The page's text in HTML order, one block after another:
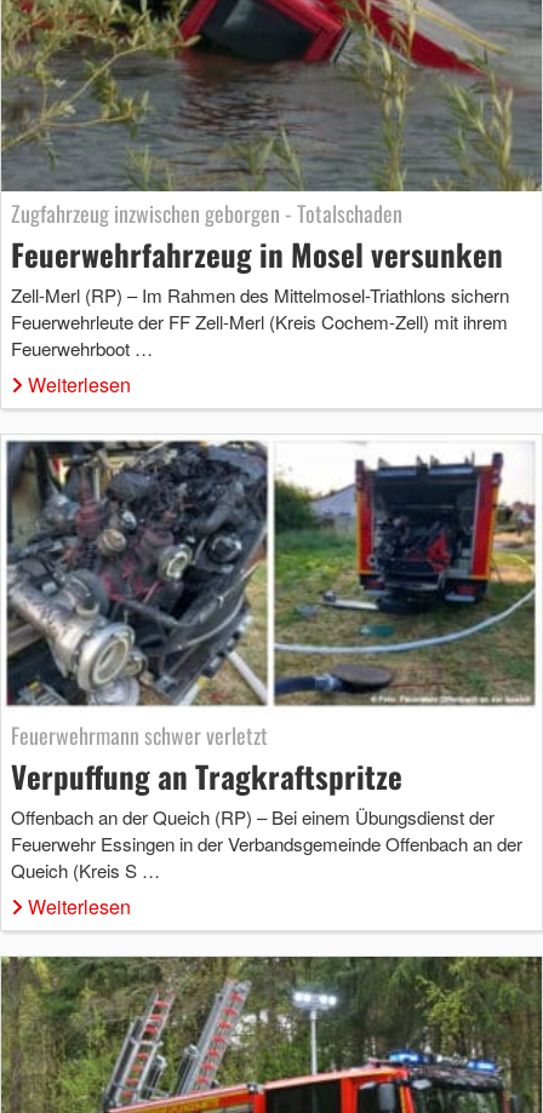
Zugfahrzeug inzwischen geborgen - Totalschaden
Feuerwehrfahrzeug in Mosel versunken
Zell-Merl (RP) – Im Rahmen des Mittelmosel-Triathlons sichern
Feuerwehrleute der FF Zell-Merl (Kreis Cochem-Zell) mit ihrem
Feuerwehrboot …
Weiterlesen
Feuerwehrmann schwer verletzt
Verpuffung an Tragkraftspritze
Offenbach an der Queich (RP) – Bei einem Übungsdienst der
Feuerwehr Essingen in der Verbandsgemeinde Offenbach an der
Queich (Kreis S …
Weiterlesen